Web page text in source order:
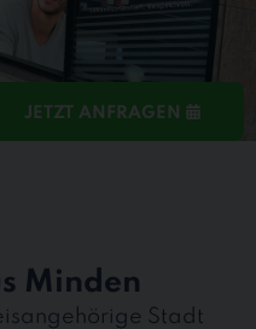
JETZT ANFRAGEN
Minden
Stadt